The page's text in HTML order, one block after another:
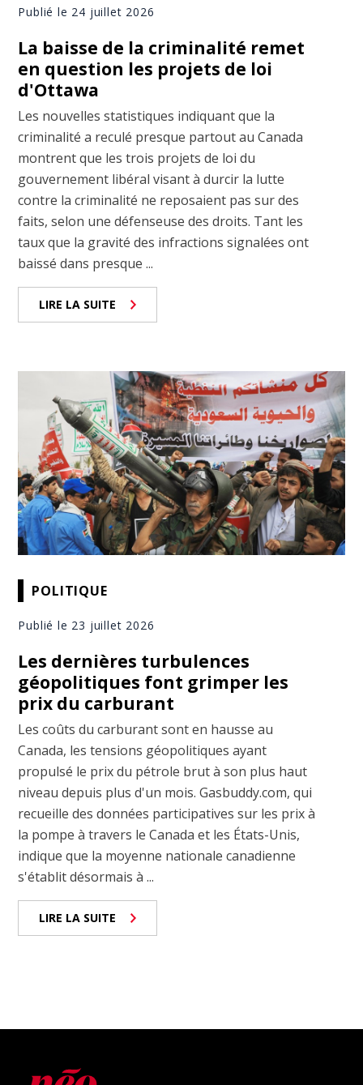
Publié le 24 juillet 2026
La baisse de la criminalité remet
en question les projets de loi
d'Ottawa
Les nouvelles statistiques indiquant que la
criminalité a reculé presque partout au Canada
montrent que les trois projets de loi du
gouvernement libéral visant à durcir la lutte
contre la criminalité ne reposaient pas sur des
faits, selon une défenseuse des droits. Tant les
taux que la gravité des infractions signalées ont
baissé dans presque ...
LIRE LA SUITE
POLITIQUE
Publié le 23 juillet 2026
Les dernières turbulences
géopolitiques font grimper les
prix du carburant
Les coûts du carburant sont en hausse au
Canada, les tensions géopolitiques ayant
propulsé le prix du pétrole brut à son plus haut
niveau depuis plus d'un mois. Gasbuddy.com, qui
recueille des données participatives sur les prix à
la pompe à travers le Canada et les États-Unis,
indique que la moyenne nationale canadienne
s'établit désormais à ...
LIRE LA SUITE